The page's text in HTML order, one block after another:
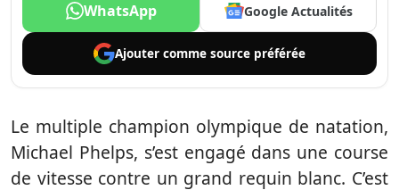
WhatsApp Google Actualités
Ajouter comme source préférée
Le multiple champion olympique de natation,
Michael Phelps, s’est engagé dans une course
de vitesse contre un grand requin blanc. C’est